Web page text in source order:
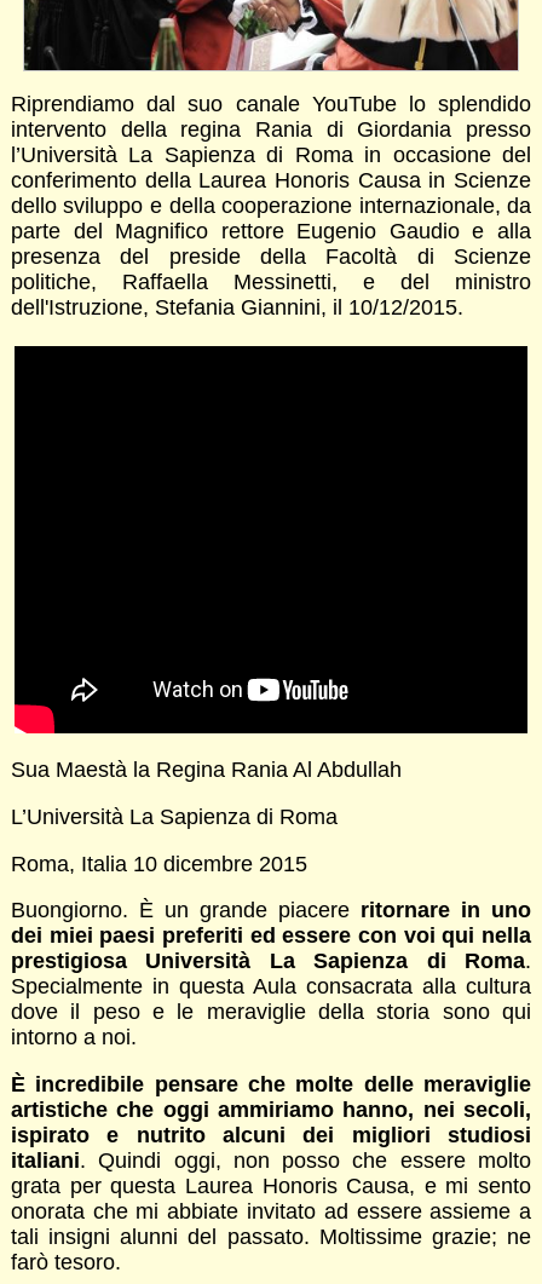
Riprendiamo dal suo canale YouTube lo splendido
intervento della regina Rania di Giordania presso
l’Università La Sapienza di Roma in occasione del
conferimento della Laurea Honoris Causa in Scienze
dello sviluppo e della cooperazione internazionale, da
parte del Magnifico rettore Eugenio Gaudio e alla
presenza del preside della Facoltà di Scienze
politiche, Raffaella Messinetti, e del ministro
dell'Istruzione, Stefania Giannini, il 10/12/2015.
Sua Maestà la Regina Rania Al Abdullah
L’Università La Sapienza di Roma
Roma, Italia 10 dicembre 2015
Buongiorno. È un grande piacere ritornare in uno
dei miei paesi preferiti ed essere con voi qui nella
prestigiosa Università La Sapienza di Roma.
Specialmente in questa Aula consacrata alla cultura
dove il peso e le meraviglie della storia sono qui
intorno a noi.
È incredibile pensare che molte delle meraviglie
artistiche che oggi ammiriamo hanno, nei secoli,
ispirato e nutrito alcuni dei migliori studiosi
italiani. Quindi oggi, non posso che essere molto
grata per questa Laurea Honoris Causa, e mi sento
onorata che mi abbiate invitato ad essere assieme a
tali insigni alunni del passato. Moltissime grazie; ne
farò tesoro.